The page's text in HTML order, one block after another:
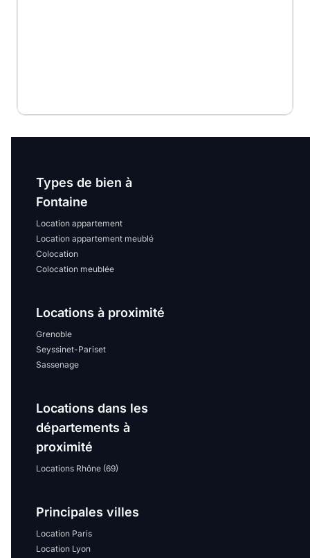
Types de bien à
Fontaine
Location appartement
Location appartement meublé
Colocation
Colocation meublée
Locations à proximité
Grenoble
Seyssinet-Pariset
Sassenage
Locations dans les
départements à
proximité
Locations Rhône (69)
Principales villes
Location Paris
Location Lyon